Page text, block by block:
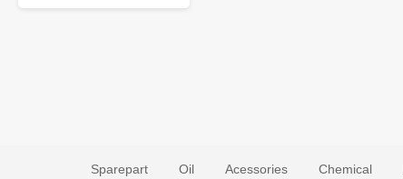
Sparepart Oil Acessories Chemical